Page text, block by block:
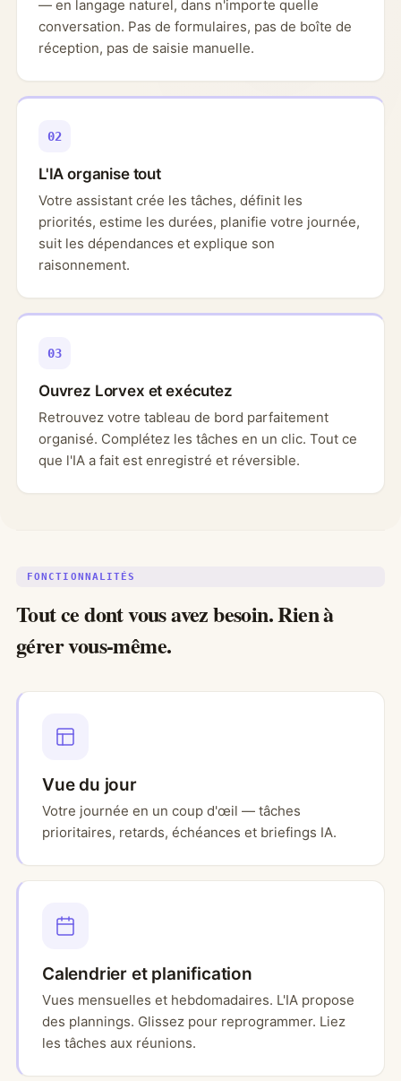
— en langage naturel, dans n'importe quelle
conversation. Pas de formulaires, pas de boîte de
réception, pas de saisie manuelle.
02
L'IA organise tout
Votre assistant crée les tâches, définit les
priorités, estime les durées, planifie votre journée,
suit les dépendances et explique son
raisonnement.
03
Ouvrez Lorvex et exécutez
Retrouvez votre tableau de bord parfaitement
organisé. Complétez les tâches en un clic. Tout ce
que l'IA a fait est enregistré et réversible.
FONCTIONNALITÉS
Tout ce dont vous avez besoin. Rien à
gérer vous-même.
Vue du jour
Votre journée en un coup d'œil — tâches
prioritaires, retards, échéances et briefings IA.
Calendrier et planification
Vues mensuelles et hebdomadaires. L'IA propose
des plannings. Glissez pour reprogrammer. Liez
les tâches aux réunions.